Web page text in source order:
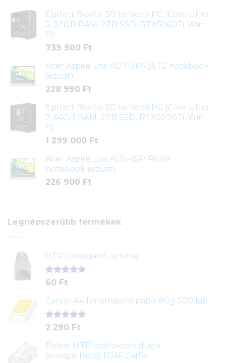
Épített Bovito 3D tervező PC (Core Ultra
5, 32GB RAM, 2TB SSD, RTX5060Ti, Win
11)
739 900 Ft
Acer Aspire Lite AL17-31P-35T2 notebook
(ezüst)
228 990 Ft
Épített Bovito 3D tervező PC (Core Ultra
7, 64GB RAM, 2TB SSD, RTX5070Ti, Win
11)
1 299 000 Ft
Acer Aspire Lite AL15-45P-R5HK
notebook (ezüst)
226 900 Ft
Legnépszerűbb termékek
UTP törésgátló, szürke
Értékelés
ből,
1
értékelés
alapján
60 Ft
Canon A4 fénymásoló papír 80g 500 lap
Értékelés
ből,
2
értékelés
alapján
2 290 Ft
Roline UTP csatlakozó dugó
(krimpelhető) RJ45 Cat5e